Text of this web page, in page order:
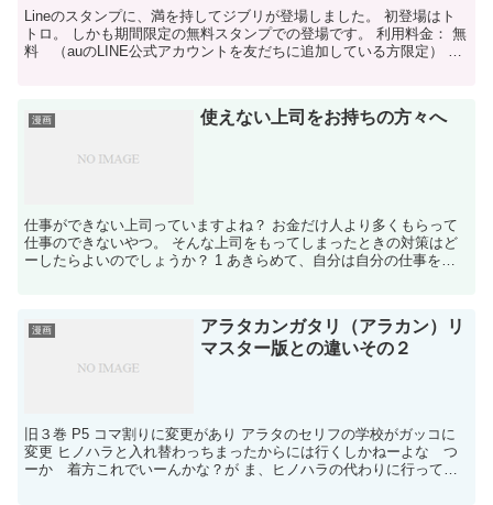
Lineのスタンプに、満を持してジブリが登場しました。 初登場はト
トロ。 しかも期間限定の無料スタンプでの登場です。 利用料金： 無
料 （auのLINE公式アカウントを友だちに追加している方限定） ダ
漫画 使えない上司をお持ちの方々へ
仕事ができない上司っていますよね？ お金だけ人より多くもらって
仕事のできないやつ。 そんな上司をもってしまったときの対策はど
ーしたらよいのでしょうか？ 1 あきらめて、自分は自分の仕事をす
漫画
アラタカンガタリ（アラカン）リ
マスター版との違いその２
旧３巻 P5 コマ割りに変更があり アラタのセリフの学校がガッコに
変更 ヒノハラと入れ替わっちまったからには行くしかねーよな つ
ーか 着方これでいーんかな？が ま、ヒノハラの代わりに行ってや